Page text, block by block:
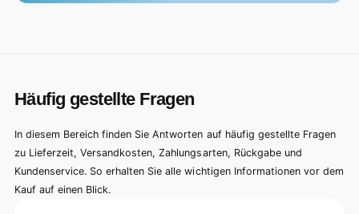
Häufig gestellte Fragen
In diesem Bereich finden Sie Antworten auf häufig gestellte Fragen
zu Lieferzeit, Versandkosten, Zahlungsarten, Rückgabe und
Kundenservice. So erhalten Sie alle wichtigen Informationen vor dem
Kauf auf einen Blick.